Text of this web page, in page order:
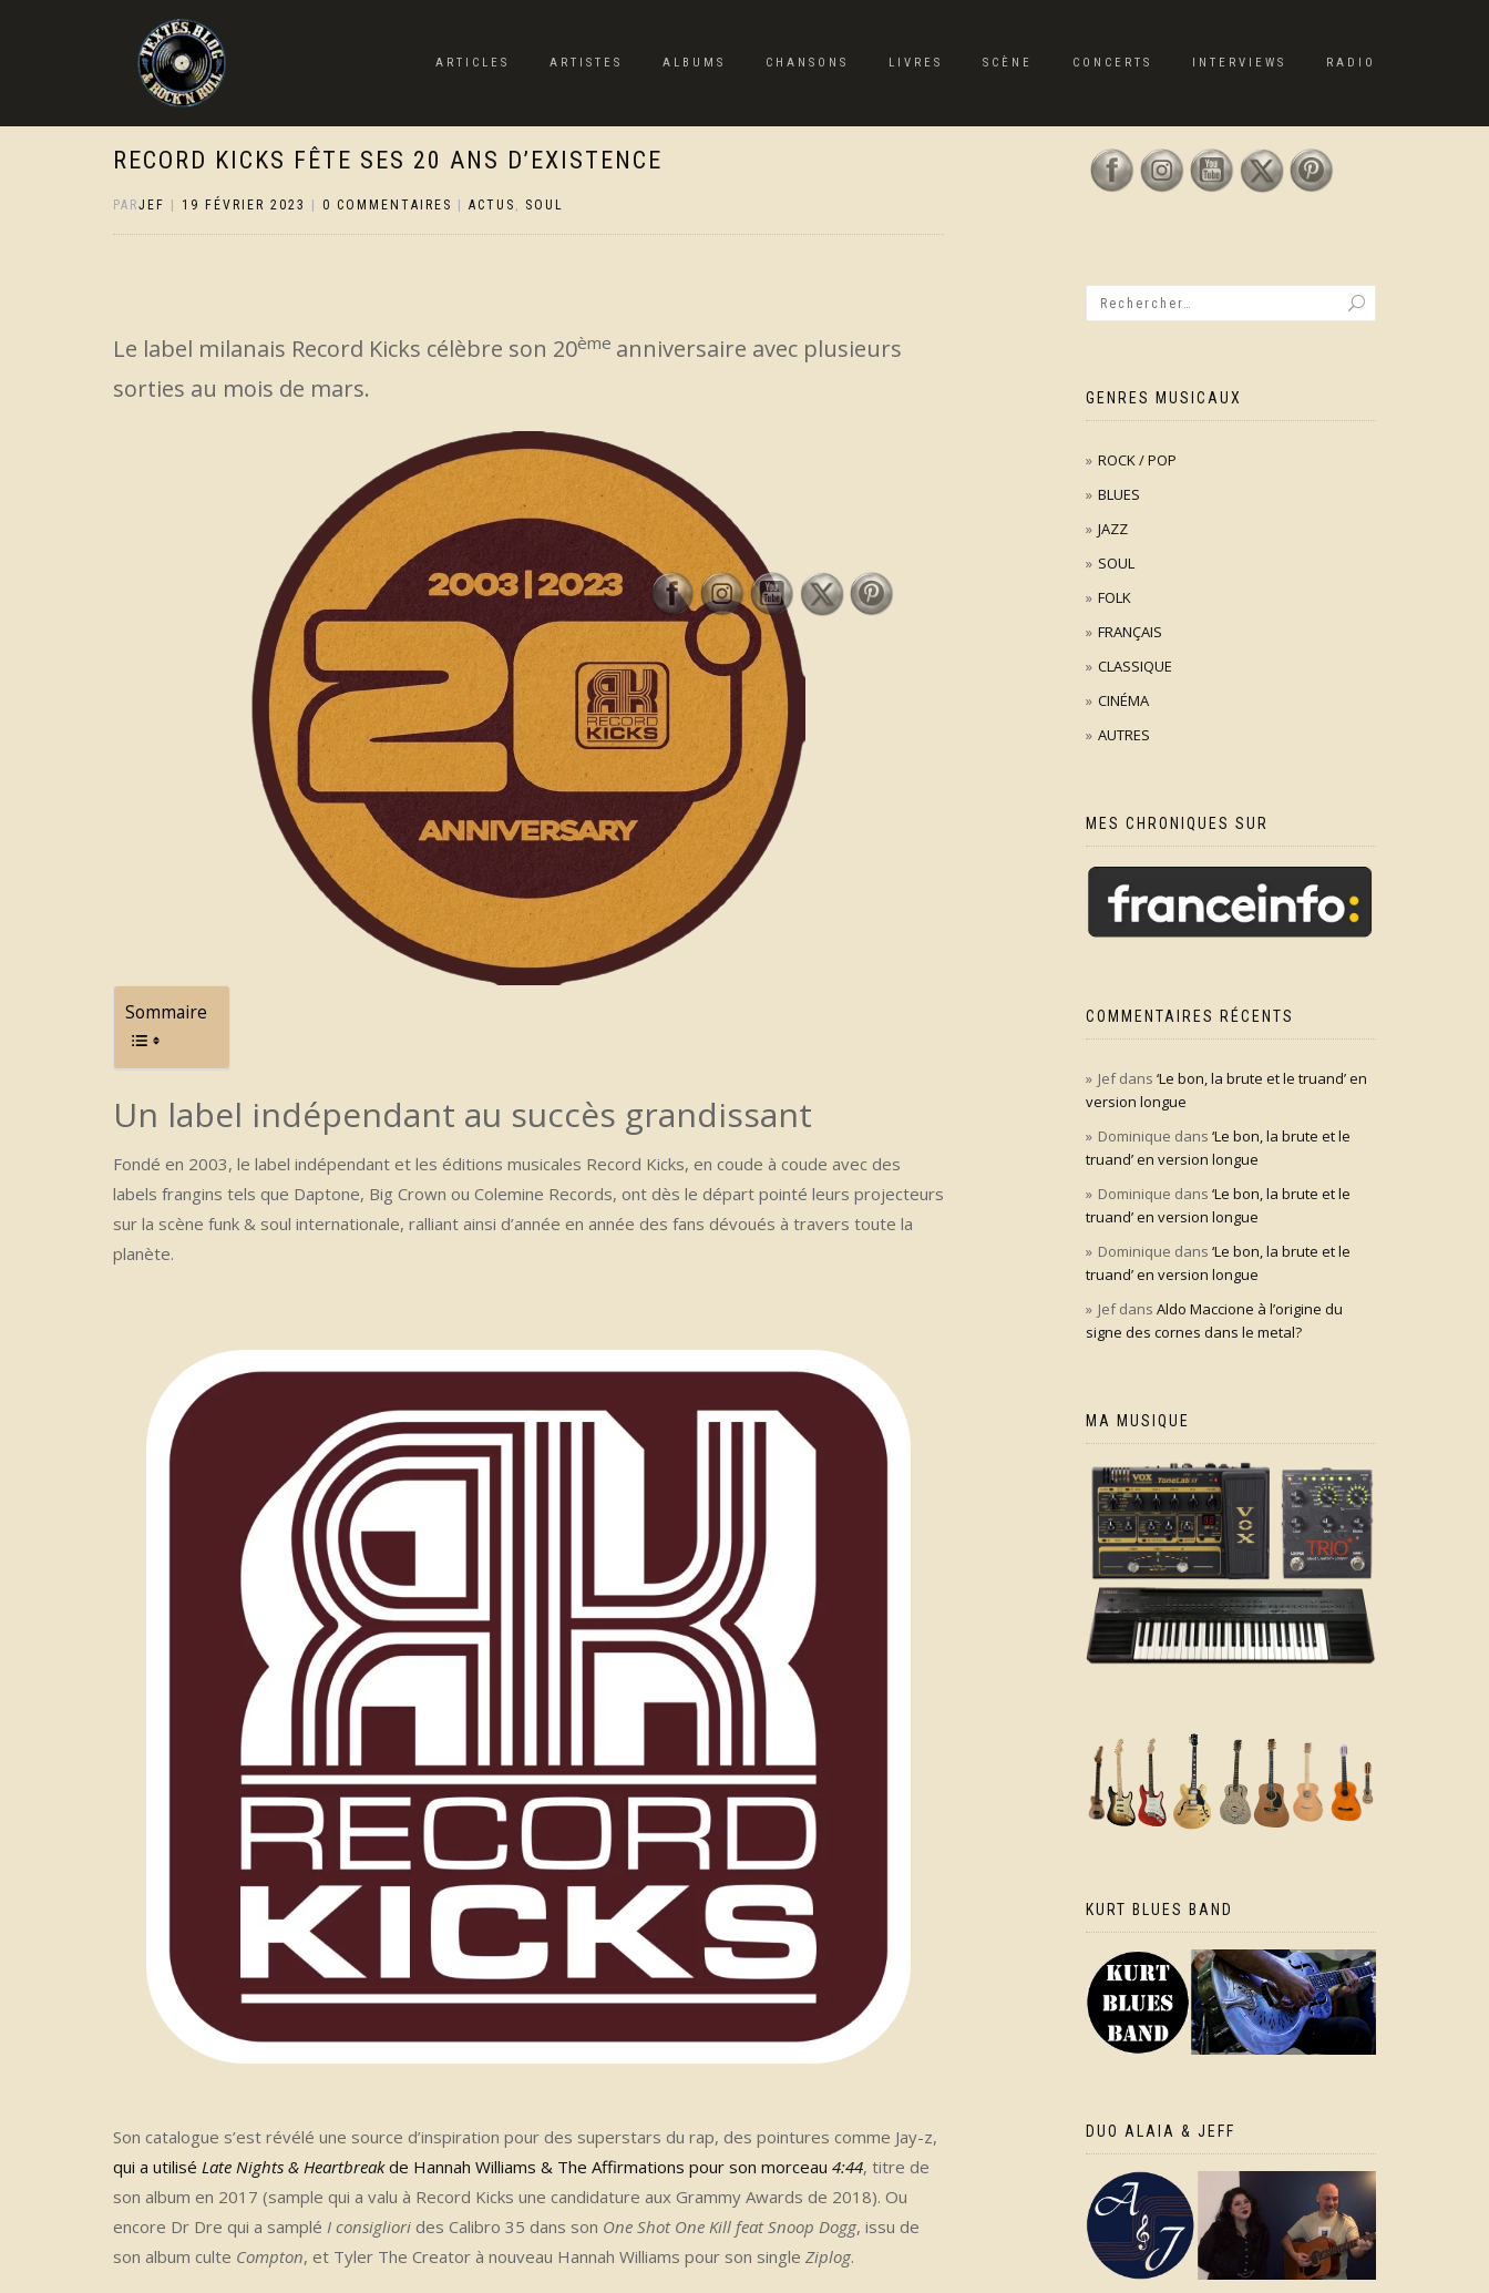
ARTICLES ARTISTES ALBUMS CHANSONS LIVRES SCÈNE CONCERTS INTERVIEWS RADIO
RECORD KICKS FÊTE SES 20 ANS D’EXISTENCE
PARJEF 19 FÉVRIER 2023 0 COMMENTAIRES ACTUS , SOUL
Le label milanais Record Kicks célèbre son 20ème anniversaire avec plusieurs
sorties au mois de mars.
Sommaire
Un label indépendant au succès grandissant
Fondé en 2003, le label indépendant et les éditions musicales Record Kicks, en coude à coude avec des
labels frangins tels que Daptone, Big Crown ou Colemine Records, ont dès le départ pointé leurs projecteurs
sur la scène funk & soul internationale, ralliant ainsi d’année en année des fans dévoués à travers toute la
planète.
Son catalogue s’est révélé une source d’inspiration pour des superstars du rap, des pointures comme Jay-z,
qui a utilisé Late Nights & Heartbreakde Hannah Williams & The Affirmations pour son morceau 4:44, titre de
son album en 2017 (sample qui a valu à Record Kicks une candidature aux Grammy Awards de 2018). Ou
encore Dr Dre qui a samplé I consigliori des Calibro 35 dans son One Shot One Kill feat Snoop Dogg, issu de
son album culte Compton, et Tyler The Creator à nouveau Hannah Williams pour son single Ziplog.
GENRES MUSICAUX
ROCK / POP
BLUES
JAZZ
SOUL
FOLK
FRANÇAIS
CLASSIQUE
CINÉMA
AUTRES
MES CHRONIQUES SUR
COMMENTAIRES RÉCENTS
Jefdans ‘Le bon, la brute et le truand’ en
version longue
Dominique dans ‘Le bon, la brute et le
truand’ en version longue
Dominique dans ‘Le bon, la brute et le
truand’ en version longue
Dominique dans ‘Le bon, la brute et le
truand’ en version longue
Jefdans Aldo Maccione à l’origine du
signe des cornes dans le metal?
MA MUSIQUE
KURT BLUES BAND
DUO ALAIA & JEFF